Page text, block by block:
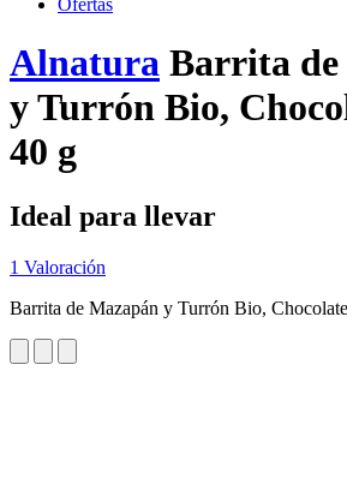
Ofertas
Alnatura Barrita de
y Turrón Bio,
40 g
Ideal para llevar
1 Valoración
Barrita de Mazapán y Turrón Bio,